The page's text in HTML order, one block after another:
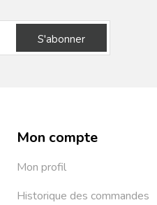
S'abonner
Mon compte
Mon profil
Historique des commandes